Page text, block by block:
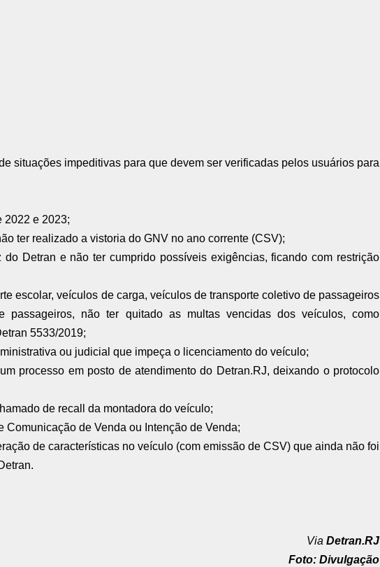
situações impeditivas para que devem ser verificadas pelos usuários para
2022 e 2023;
ter realizado a vistoria do GNV no ano corrente (CSV);
Detran e não ter cumprido possíveis exigências, ficando com restrição
escolar, veículos de carga, veículos de transporte coletivo de passageiros
passageiros, não ter quitado as multas vencidas dos veículos, como
5533/2019;
ou judicial que impeça o licenciamento do veículo;
processo em posto de atendimento do Detran.RJ, deixando o protocolo
de recall da montadora do veículo;
Comunicação de Venda ou Intenção de Venda;
de características no veículo (com emissão de CSV) que ainda não foi
Via Detran.RJ
Foto: Divulgação